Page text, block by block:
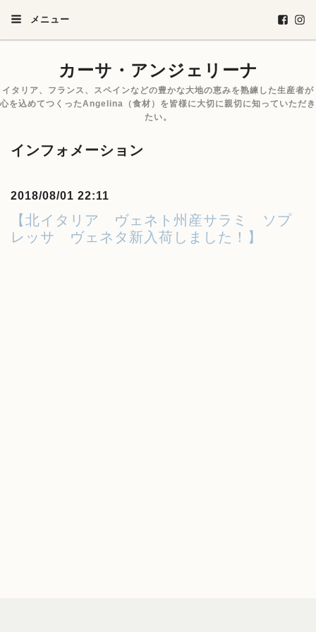
メニュー
カーサ・アンジェリーナ
イタリア、フランス、スペインなどの豊かな大地の恵みを熟練した生産者が
心を込めてつくったAngelina（食材）を皆様に大切に親切に知っていただき
たい。
インフォメーション
2018/08/01 22:11
【北イタリア ヴェネト州産サラミ ソプ
レッサ ヴェネタ新入荷しました！】